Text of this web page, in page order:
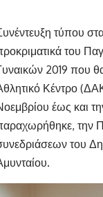
τύπου
του
2019 που
Κέντρο
έως και
την
του